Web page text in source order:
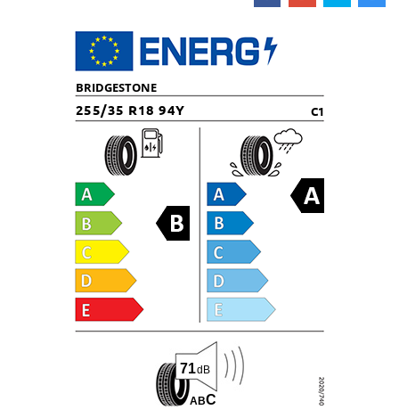
BRIDGESTONE
255/35 R18 94Y C1
ABC
71dB